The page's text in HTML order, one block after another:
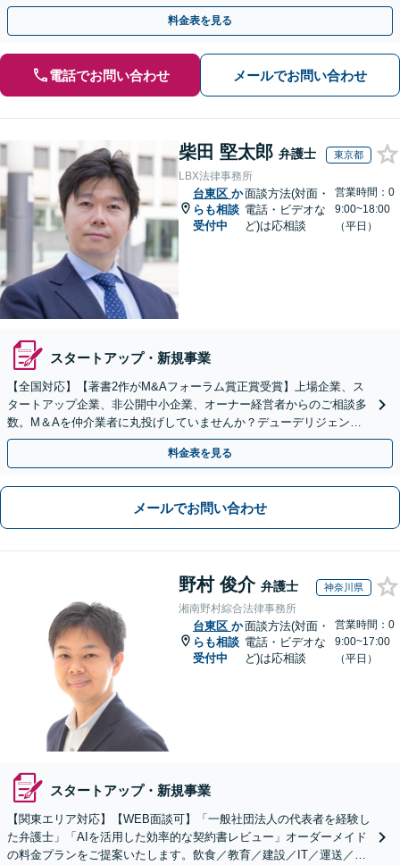
レビュー。大手中小・外資系企業の顧問可
料金表を見る
電話でお問い合わせ メールでお問い合わせ
柴田 堅太郎 弁護士 東京都
LBX法律事務所
台東区 か
らも相談
受付中
面談方法(対面・
電話・ビデオな
ど)は応相談
営業時間：0
9:00~18:00
（平日）
スタートアップ・新規事業
【全国対応】【著書2作がM&Aフォーラム賞正賞受賞】上場企業、ス
タートアップ企業、非公開中小企業、オーナー経営者からのご相談多
数。M＆Aを仲介業者に丸投げしていませんか？デューデリジェンス
や契約書作成・交渉はお任せください【初回無料】
料金表を見る
メールでお問い合わせ
野村 俊介 弁護士 神奈川県
湘南野村綜合法律事務所
台東区 か
らも相談
受付中
面談方法(対面・
電話・ビデオな
ど)は応相談
営業時間：0
9:00~17:00
（平日）
スタートアップ・新規事業
【関東エリア対応】【WEB面談可】「一般社団法人の代表者を経験し
た弁護士」「AIを活用した効率的な契約書レビュー」オーダーメイド
の料金プランをご提案いたします。飲食／教育／建設／IT／運送／不